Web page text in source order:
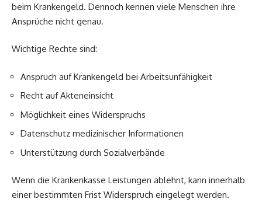
beim Krankengeld. Dennoch kennen viele Menschen ihre
Ansprüche nicht genau.
Wichtige Rechte sind:
Anspruch auf Krankengeld bei Arbeitsunfähigkeit
Recht auf Akteneinsicht
Möglichkeit eines Widerspruchs
Datenschutz medizinischer Informationen
Unterstützung durch Sozialverbände
Wenn die Krankenkasse Leistungen ablehnt, kann innerhalb
einer bestimmten Frist Widerspruch eingelegt werden.